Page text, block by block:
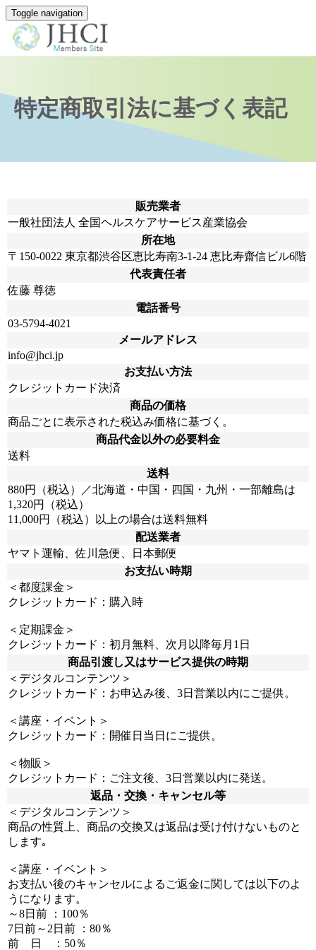
Toggle navigation
特定商取引法に基づく表記
販売業者
一般社団法人 全国ヘルスケアサービス産業協会
所在地
〒150-0022 東京都渋谷区恵比寿南3-1-24 恵比寿齋信ビル6階
代表責任者
佐藤 尊徳
電話番号
03-5794-4021
メールアドレス
info@jhci.jp
お支払い方法
クレジットカード決済
商品の価格
商品ごとに表示された税込み価格に基づく。
商品代金以外の必要料金
送料
送料
880円（税込）／北海道・中国・四国・九州・一部離島は
1,320円（税込）
11,000円（税込）以上の場合は送料無料
配送業者
ヤマト運輸、佐川急便、日本郵便
お支払い時期
＜都度課金＞
クレジットカード：購入時
＜定期課金＞
クレジットカード：初月無料、次月以降毎月1日
商品引渡し又はサービス提供の時期
＜デジタルコンテンツ＞
クレジットカード：お申込み後、3日営業以内にご提供。
＜講座・イベント＞
クレジットカード：開催日当日にご提供。
＜物販＞
クレジットカード：ご注文後、3日営業以内に発送。
返品・交換・キャンセル等
＜デジタルコンテンツ＞
商品の性質上、商品の交換又は返品は受け付けないものと
します｡
＜講座・イベント＞
お支払い後のキャンセルによるご返金に関しては以下のよ
うになります。
～8日前 ：100％
7日前～2日前 ：80％
前 日 ：50％